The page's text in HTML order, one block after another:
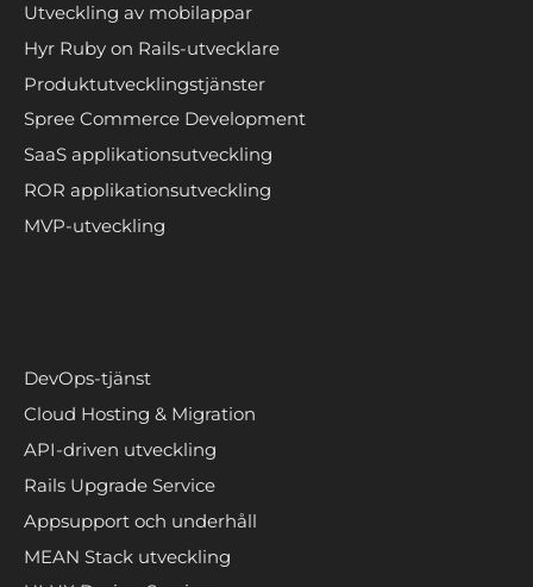
Utveckling av mobilappar
Hyr Ruby on Rails-utvecklare
Produktutvecklingstjänster
Spree Commerce Development
SaaS applikationsutveckling
ROR applikationsutveckling
MVP-utveckling
DevOps-tjänst
Cloud Hosting & Migration
API-driven utveckling
Rails Upgrade Service
Appsupport och underhåll
MEAN Stack utveckling